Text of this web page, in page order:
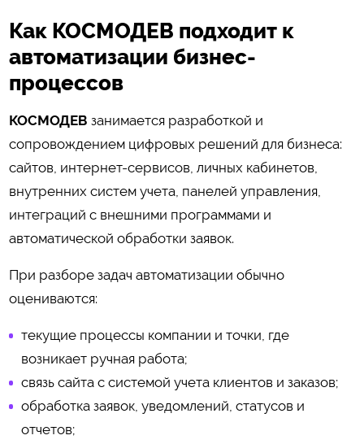
Как КОСМОДЕВ подходит к
автоматизации бизнес-
процессов
КОСМОДЕВ занимается разработкой и
сопровождением цифровых решений для бизнеса:
сайтов, интернет-сервисов, личных кабинетов,
внутренних систем учета, панелей управления,
интеграций с внешними программами и
автоматической обработки заявок.
При разборе задач автоматизации обычно
оцениваются:
текущие процессы компании и точки, где
возникает ручная работа;
связь сайта с системой учета клиентов и заказов;
обработка заявок, уведомлений, статусов и
отчетов;